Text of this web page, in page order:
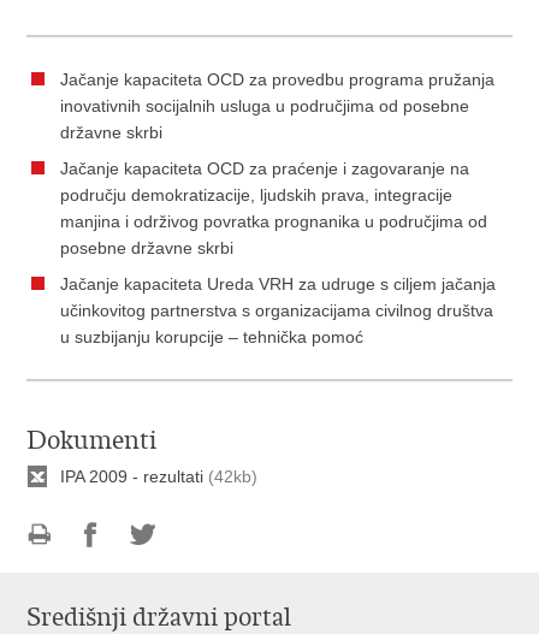
Jačanje kapaciteta OCD za provedbu programa pružanja
inovativnih socijalnih usluga u područjima od posebne
državne skrbi
Jačanje kapaciteta OCD za praćenje i zagovaranje na
području demokratizacije, ljudskih prava, integracije
manjina i održivog povratka prognanika u područjima od
posebne državne skrbi
Jačanje kapaciteta Ureda VRH za udruge s ciljem jačanja
učinkovitog partnerstva s organizacijama civilnog društva
u suzbijanju korupcije – tehnička pomoć
Dokumenti
IPA 2009 - rezultati (42kb)
FacebookuTwitteru
Središnji državni portal